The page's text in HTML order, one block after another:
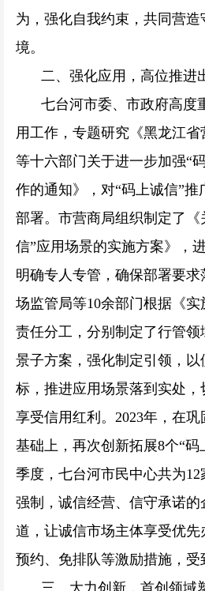
为，强化自我约束，共同营
境。
二、强化应用，高位推进
七台河市委、市政府高度
用工作，专题研究《黑龙江
等十六部门关于进一步加强“
作的通知》，对“码上诚信”
部署。市营商局组织制定了《
信”应用场景的实施方案》，
明确专人专管，确保部署要
场监管局等10余部门根据《
责任分工，分别制定了行管领
景子方案，强化制定引领，以
标，推进应用场景落到实处
享受信用红利。2023年，在
基础上，再次创新拓展8个“码
季度，七台河市民中心共为
强制，诚信经营、信守承诺的
道，让诚信市场主体享受优
预约、免排队等激励措施，受